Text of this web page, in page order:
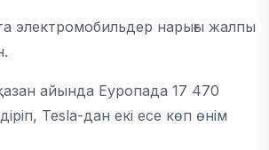
электромобильдер нарығы жалпы
айында Еуропада 17 470
Tesla-дан екі есе көп өнім